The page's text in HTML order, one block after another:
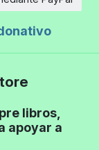
libros,
apoyar a